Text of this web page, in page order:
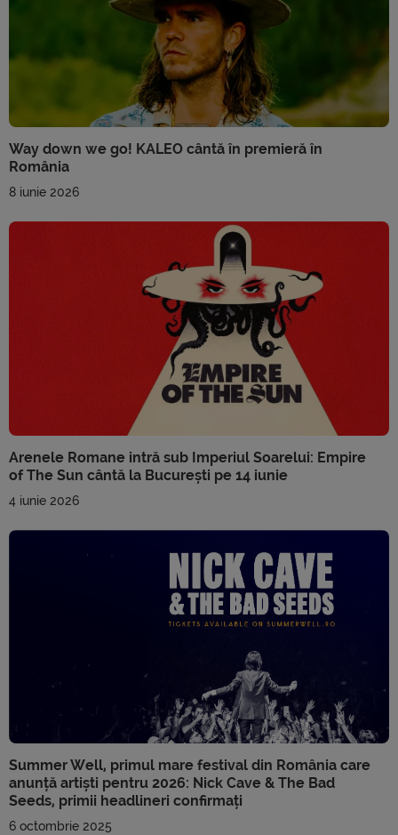
Way down we go! KALEO cântă în premieră în
România
8 iunie 2026
Arenele Romane intră sub Imperiul Soarelui: Empire
of The Sun cântă la București pe 14 iunie
4 iunie 2026
Summer Well, primul mare festival din România care
anunță artiști pentru 2026: Nick Cave & The Bad
Seeds, primii headlineri confirmați
6 octombrie 2025